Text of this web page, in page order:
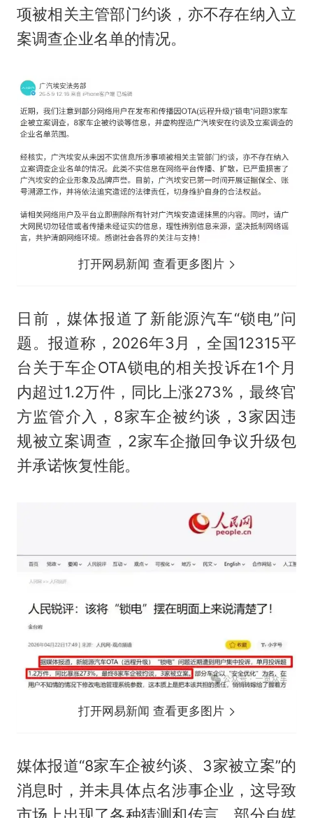
项被相关主管部门约谈，亦不存在纳入立
案调查企业名单的情况。
打开网易新闻 查看更多图片
日前，媒体报道了新能源汽车“锁电”问
题。报道称，2026年3月，全国12315平
台关于车企OTA锁电的相关投诉在1个月
内超过1.2万件，同比上涨273%，最终官
方监管介入，8家车企被约谈，3家因违
规被立案调查，2家车企撤回争议升级包
并承诺恢复性能。
打开网易新闻 查看更多图片
媒体报道“8家车企被约谈、3家被立案”的
消息时，并未具体点名涉事企业，这导致
市场上出现了各种猜测和传言。部分自媒